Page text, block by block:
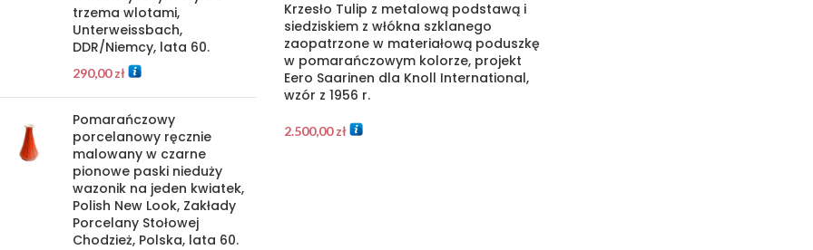
trzema wlotami,
Unterweissbach,
DDR/Niemcy, lata 60.
290,00zł
Pomarańczowy
porcelanowy ręcznie
malowany w czarne
pionowe paski nieduży
wazonik na jeden kwiatek,
Polish New Look, Zakłady
Porcelany Stołowej
Chodzież, Polska, lata 60.
Krzesło Tulip z metalową podstawą i
siedziskiem z włókna szklanego
zaopatrzone w materiałową poduszkę
w pomarańczowym kolorze, projekt
Eero Saarinen dla Knoll International,
wzór z 1956 r.
2.500,00zł